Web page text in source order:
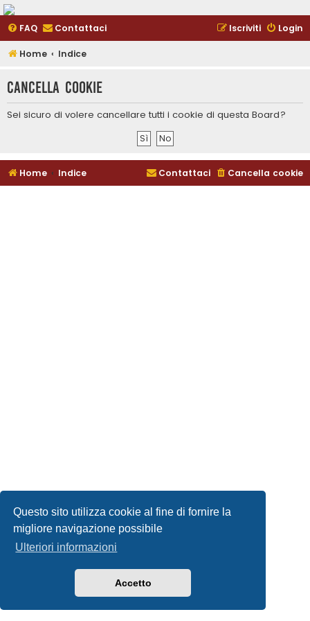
Questo sito utilizza cookie al fine di fornire la
migliore navigazione possibile
Ulteriori informazioni
Accetto
FAQ Contattaci Login
Iscriviti
Home Indice
Cancella cookie
Sei sicuro di volere cancellare tutti i cookie di questa Board?
Home Indice Cancella cookie
Contattaci